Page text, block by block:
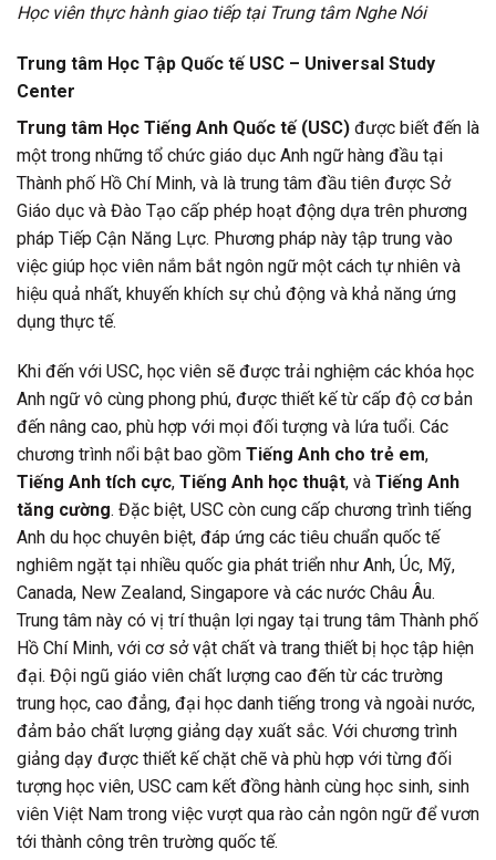
Học viên thực hành giao tiếp tại Trung tâm Nghe Nói
Trung tâm Học Tập Quốc tế USC – Universal Study
Center
Trung tâm Học Tiếng Anh Quốc tế (USC) được biết đến là
một trong những tổ chức giáo dục Anh ngữ hàng đầu tại
Thành phố Hồ Chí Minh, và là trung tâm đầu tiên được Sở
Giáo dục và Đào Tạo cấp phép hoạt động dựa trên phương
pháp Tiếp Cận Năng Lực. Phương pháp này tập trung vào
việc giúp học viên nắm bắt ngôn ngữ một cách tự nhiên và
hiệu quả nhất, khuyến khích sự chủ động và khả năng ứng
dụng thực tế.
Khi đến với USC, học viên sẽ được trải nghiệm các khóa học
Anh ngữ vô cùng phong phú, được thiết kế từ cấp độ cơ bản
đến nâng cao, phù hợp với mọi đối tượng và lứa tuổi. Các
chương trình nổi bật bao gồm Tiếng Anh cho trẻ em,
Tiếng Anh tích cực, Tiếng Anh học thuật, và Tiếng Anh
tăng cường. Đặc biệt, USC còn cung cấp chương trình tiếng
Anh du học chuyên biệt, đáp ứng các tiêu chuẩn quốc tế
nghiêm ngặt tại nhiều quốc gia phát triển như Anh, Úc, Mỹ,
Canada, New Zealand, Singapore và các nước Châu Âu.
Trung tâm này có vị trí thuận lợi ngay tại trung tâm Thành phố
Hồ Chí Minh, với cơ sở vật chất và trang thiết bị học tập hiện
đại. Đội ngũ giáo viên chất lượng cao đến từ các trường
trung học, cao đẳng, đại học danh tiếng trong và ngoài nước,
đảm bảo chất lượng giảng dạy xuất sắc. Với chương trình
giảng dạy được thiết kế chặt chẽ và phù hợp với từng đối
tượng học viên, USC cam kết đồng hành cùng học sinh, sinh
viên Việt Nam trong việc vượt qua rào cản ngôn ngữ để vươn
tới thành công trên trường quốc tế.